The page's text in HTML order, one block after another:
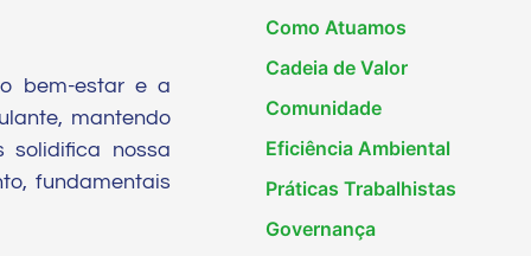
bem-estar e a
mantendo
solidifica nossa
fundamentais
Como Atuamos
Cadeia de Valor
Comunidade
Eficiência Ambiental
Práticas Trabalhistas
Governança